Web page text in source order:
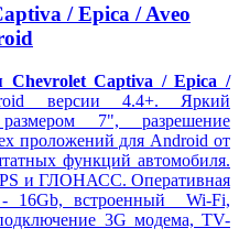
/ Epica / Aveo
Chevrolet Captiva / Epica /
версии 4.4+. Яркий
7", разрешение
проложений для Android от
функций автомобиля.
и ГЛОНАСС. Оперативная
- 16Gb, встроенный Wi-Fi,
3G модема, TV-